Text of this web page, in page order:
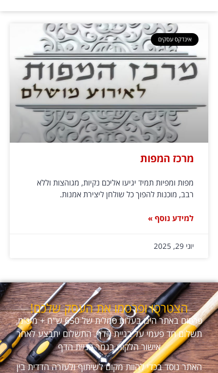
אינדקס עסקים
מרכז המפות
מפות ומפיות תמיד יגיעו אליכם נקיות, מגוהצות וללא
רבב, מוכנות להפוך כל שולחן ליצירת אמנות.
למידע נוסף »
יוני 29, 2025
הצטרפו ופרסמו את העסק שלכם!
פרסום באתר הינו בעלות סמלית של 650 ש"ח + מע"מ,
תשלום חד פעמי על בניית הדף. התשלום יתבצע לאחר
אישור הלקוח בגמר בניית הדף
האתר נוסד בכדי להוות מקום לשיתוף ולעזרה הדדית בין